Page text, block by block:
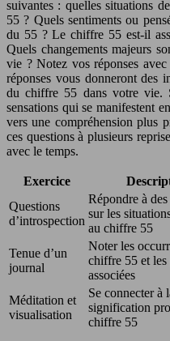
suivantes : quelles situations
55 ? Quels sentiments ou
du 55 ? Le chiffre 55 est-il
Quels changements majeurs
vie ? Notez vos réponses
réponses vous donneront des
du chiffre 55 dans votre vie.
sensations qui se manifestent
vers une compréhension plus
ces questions à plusieurs
avec le temps.
Exercice
Questions
d’introspection
Répondre à
sur les
au chiffre 55
Tenue d’un
journal
Noter les
chiffre 55 et les
associées
Méditation et
visualisation
Se connecter à
signification
chiffre 55